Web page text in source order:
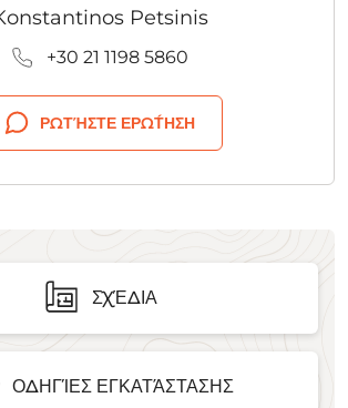
Petsinis
+30 21 1198 5860
ΡΩΤΉΣΤΕ ΕΡΏΤΗΣΗ
ΣΧΈΔΙΑ
ΟΔΗΓΊΕΣ ΕΓΚΑΤΆΣΤΑΣΗΣ